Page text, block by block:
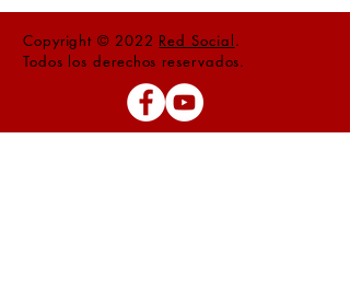
Copyright © 2022 Red Social.
Todos los derechos reservados.